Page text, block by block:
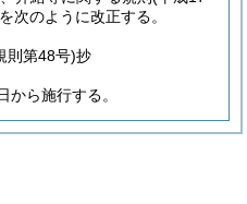
次のように改正する。
則第48号)抄
から施行する。